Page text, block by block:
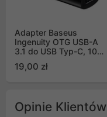
Adapter Baseus
Ingenuity OTG USB-A
3.1 do USB Typ-C, 10
(ZJJQ000101)
19,00 zł
Opinie Klientów